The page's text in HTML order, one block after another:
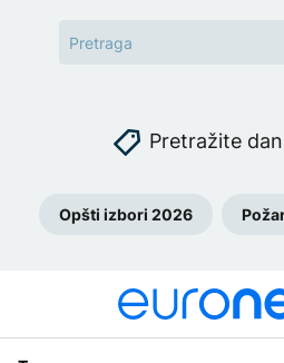
Pretražite
Opšti izbori 2026